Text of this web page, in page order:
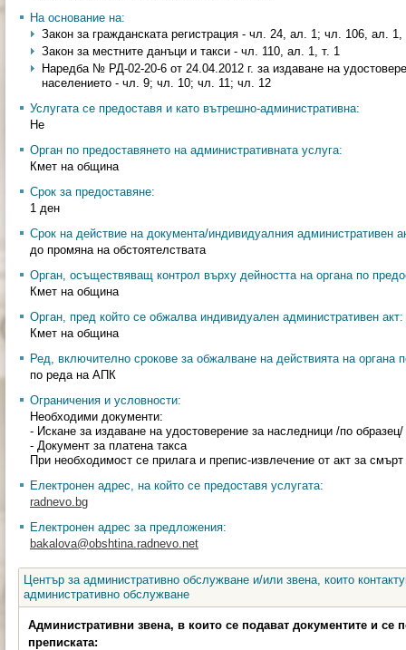
На основание на:
Закон за гражданската регистрация - чл. 24, ал. 1; чл. 106, ал.
Закон за местните данъци и такси - чл. 110, ал. 1, т. 1
Наредба № РД-02-20-6 от 24.04.2012 г. за издаване на
населението - чл. 9; чл. 10; чл. 11; чл. 12
Услугата се предоставя и като вътрешно-административна:
Не
Орган по предоставянето на административната услуга:
Кмет на община
Срок за предоставяне:
1 ден
Срок на действие на документа/индивидуалния административен
до промяна на обстоятелствата
Орган, осъществяващ контрол върху дейността на органа по
Кмет на община
Орган, пред който се обжалва индивидуален административен акт:
Кмет на община
Ред, включително срокове за обжалване на действията на органа
по реда на АПК
Ограничения и условности:
Необходими документи:
- Искане за издаване на удостоверение за наследници /по образец/
- Документ за платена такса
При необходимост се прилага и препис-извлечение от акт за
Електронен адрес, на който се предоставя услугата:
radnevo.bg
Електронен адрес за предложения:
bakalova@obshtina.radnevo.net
Център за административно обслужване и/или звена, които
административно обслужване
Административни звена, в които се подават документите и се
преписката: